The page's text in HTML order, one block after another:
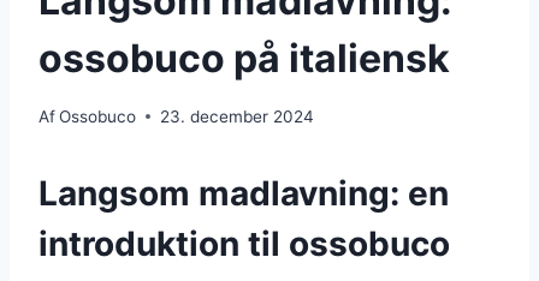
ossobuco på italiensk
AfOssobuco 23. december 2024
Langsom madlavning: en
introduktion til ossobuco